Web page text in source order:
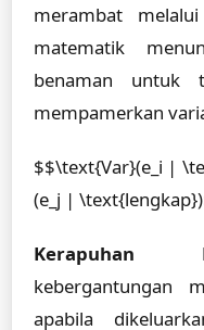
merambat
matematik
benaman untuk
mempamerkan
$$\text{Var}(e_i |
(e_j |
Kerapuhan
kebergantungan
apabila